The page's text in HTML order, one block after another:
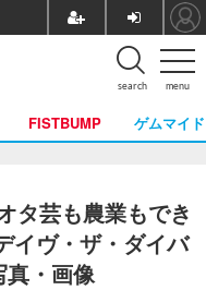
menu
search
FISTBUMP ゲムマイド
タ芸も農業もでき
イヴ・ザ・ダイバ
真・画像